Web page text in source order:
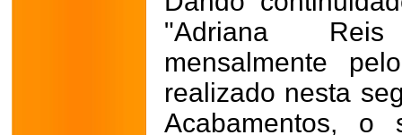
"Adriana
mensalmente
realizado nesta
Acabamentos, o